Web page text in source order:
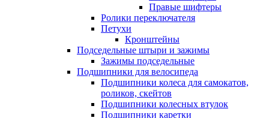
Правые шифтеры
Ролики переключателя
Петухи
Кронштейны
Подседельные штыри и зажимы
Зажимы подседельные
Подшипники для велосипеда
Подшипники колеса для самокатов,
роликов, скейтов
Подшипники колесных втулок
Подшипники каретки